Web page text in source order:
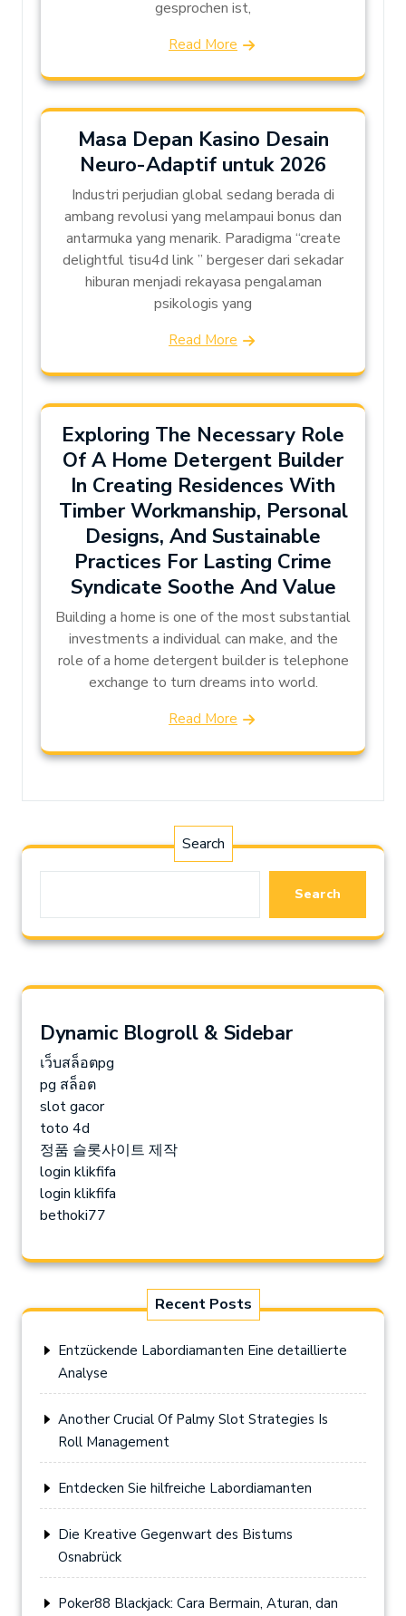
gesprochen ist,
Read More
Masa Depan Kasino Desain
Neuro-Adaptif untuk 2026
Industri perjudian global sedang berada di
ambang revolusi yang melampaui bonus dan
antarmuka yang menarik. Paradigma “create
delightful tisu4d link ” bergeser dari sekadar
hiburan menjadi rekayasa pengalaman
psikologis yang
Read More
Exploring The Necessary Role
Of A Home Detergent Builder
In Creating Residences With
Timber Workmanship, Personal
Designs, And Sustainable
Practices For Lasting Crime
Syndicate Soothe And Value
Building a home is one of the most substantial
investments a individual can make, and the
role of a home detergent builder is telephone
exchange to turn dreams into world.
Read More
Search
Search
Dynamic Blogroll & Sidebar
เว็บสล็อตpg
pg สล็อต
slot gacor
toto 4d
정품 슬롯사이트 제작
login klikfifa
login klikfifa
bethoki77
Recent Posts
Entzückende Labordiamanten Eine detaillierte
Analyse
Another Crucial Of Palmy Slot Strategies Is
Roll Management
Entdecken Sie hilfreiche Labordiamanten
Die Kreative Gegenwart des Bistums
Osnabrück
Poker88 Blackjack: Cara Bermain, Aturan, dan